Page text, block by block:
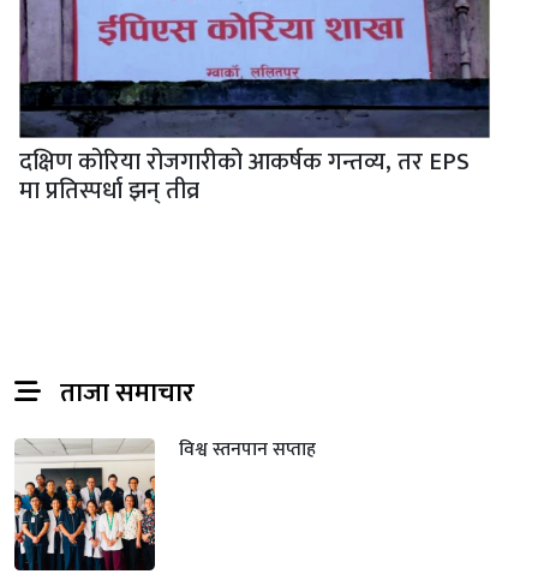
दक्षिण कोरिया रोजगारीको आकर्षक गन्तव्य, तर EPS
मा प्रतिस्पर्धा झन् तीव्र
ताजा समाचार
विश्व स्तनपान सप्ताह